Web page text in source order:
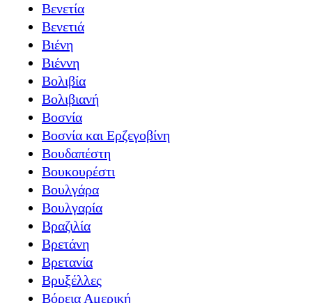
Βενετία
Βενετιά
Βιένη
Βιέννη
Βολιβία
Βολιβιανή
Βοσνία
Βοσνία και Ερζεγοβίνη
Βουδαπέστη
Βουκουρέστι
Βουλγάρα
Βουλγαρία
Βραζιλία
Βρετάνη
Βρετανία
Βρυξέλλες
Βόρεια Αμερική